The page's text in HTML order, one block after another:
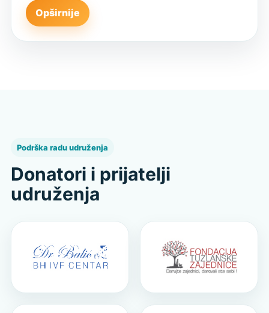
Opširnije
Podrška radu udruženja
Donatori i prijatelji
udruženja